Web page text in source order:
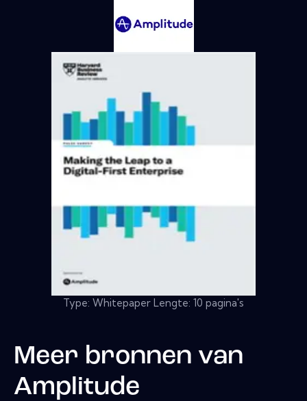
Type: Whitepaper Lengte: 10 pagina's
Meer bronnen van
Amplitude